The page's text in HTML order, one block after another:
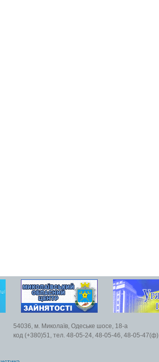
54036, м. Миколаїв, Одеське шосе, 18-а
код (+380)51, тел. 48-05-24, 48-05-46, 48-05-47(ф)